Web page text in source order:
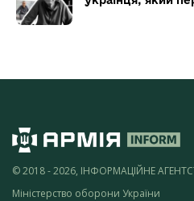
© 2018 - 2026, ІНФОРМАЦІЙНЕ
Міністерство оборони України